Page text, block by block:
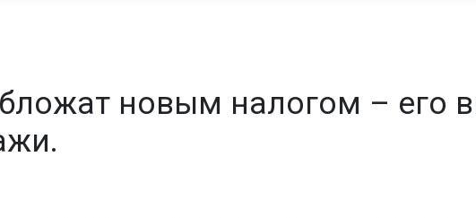
новым налогом – его